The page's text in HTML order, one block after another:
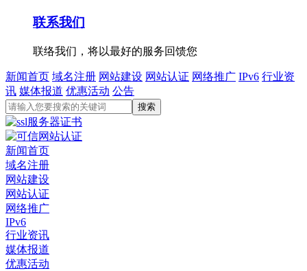
联系我们
联络我们，将以最好的服务回馈您
新闻首页 域名注册 网站建设 网站认证 网络推广 IPv6 行业资
讯 媒体报道 优惠活动 公告
新闻首页
域名注册
网站建设
网站认证
网络推广
IPv6
行业资讯
媒体报道
优惠活动